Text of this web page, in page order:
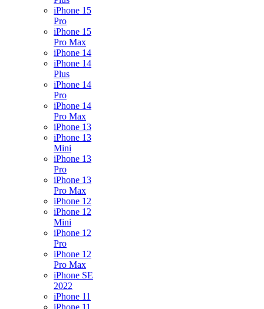
iPhone 15
Pro
iPhone 15
Pro Max
iPhone 14
iPhone 14
Plus
iPhone 14
Pro
iPhone 14
Pro Max
iPhone 13
iPhone 13
Mini
iPhone 13
Pro
iPhone 13
Pro Max
iPhone 12
iPhone 12
Mini
iPhone 12
Pro
iPhone 12
Pro Max
iPhone SE
2022
iPhone 11
iPhone 11